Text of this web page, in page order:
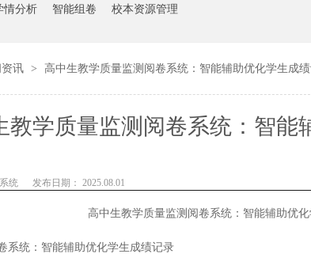
情分析 智能组卷 校本资源管理
讯 > 高中生教学质量监测阅卷系统：智能辅助优化学生成
教学质量监测阅卷系统：智能
统 发布日期： 2025.08.01
高中生教学质量监测阅卷系统：智能辅助优
统：智能辅助优化学生成绩记录